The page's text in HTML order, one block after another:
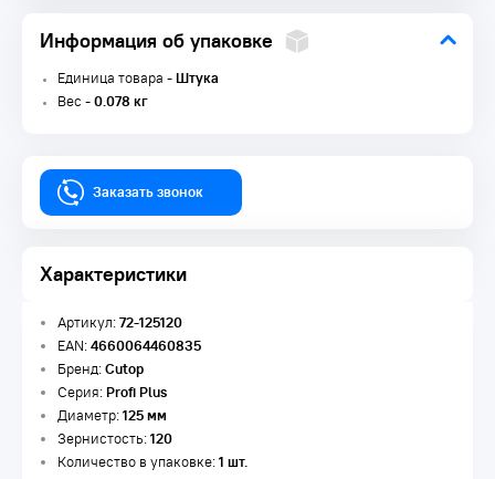
Информация об упаковке
Единица товара -Штука
Вес -0.078 кг
Заказать звонок
Характеристики
Артикул:72-125120
EAN:4660064460835
Бренд:Cutop
Серия:Profi Plus
Диаметр:125 мм
Зернистость:120
Количество в упаковке:1 шт.